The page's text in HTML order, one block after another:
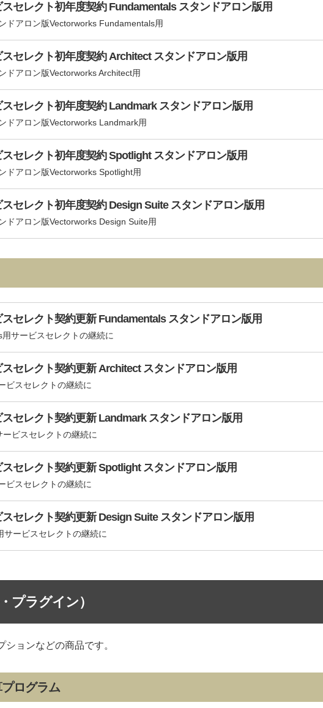
セレクト初年度契約 Fundamentals スタンドアロン版用
ドアロン版Vectorworks Fundamentals用
セレクト初年度契約 Architect スタンドアロン版用
ドアロン版Vectorworks Architect用
セレクト初年度契約 Landmark スタンドアロン版用
ドアロン版Vectorworks Landmark用
セレクト初年度契約 Spotlight スタンドアロン版用
ドアロン版Vectorworks Spotlight用
セレクト初年度契約 Design Suite スタンドアロン版用
ドアロン版Vectorworks Design Suite用
セレクト契約更新 Fundamentals スタンドアロン版用
サービスセレクトの継続に
セレクト契約更新 Architect スタンドアロン版用
ビスセレクトの継続に
セレクト契約更新 Landmark スタンドアロン版用
ビスセレクトの継続に
セレクト契約更新 Spotlight スタンドアロン版用
ビスセレクトの継続に
セレクト契約更新 Design Suite スタンドアロン版用
ービスセレクトの継続に
プラグイン）
ョンなどの商品です。
ログラム